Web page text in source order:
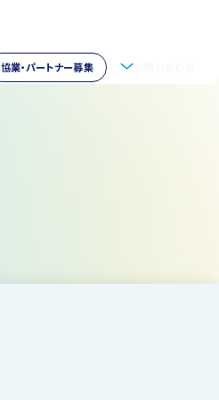
協業・パートナー募集